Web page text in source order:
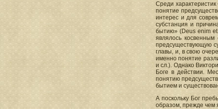
Среди
понятие
интерес и для
субстанция и
бытию» (Deus enim
являлось косвенным
предсуществующую
главы, и, в свою
именно понятие
и сл.). Однако
Боге в действии.
понятию
бытием и
А поскольку Бог
образом, прежде чем